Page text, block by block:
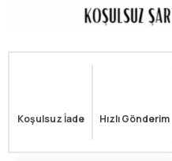
Koşulsuz İade Hızlı Gönderim